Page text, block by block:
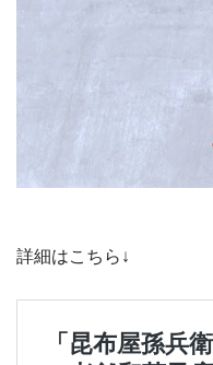
詳細はこちら↓